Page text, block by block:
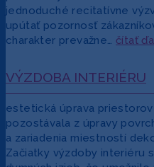
jednoduché recitatívne
upútať pozornosť
charakter prevažne… čítať
VÝZDOBA INTERIÉRU
estetická úprava
pozostávala z úpravy
a zariadenia miestností
Začiatky výzdoby interiéru